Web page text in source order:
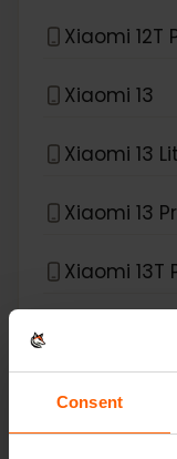
Consent
Xiaomi 12T
Xiaomi 13
Xiaomi 13
Xiaomi 13
Xiaomi 13T